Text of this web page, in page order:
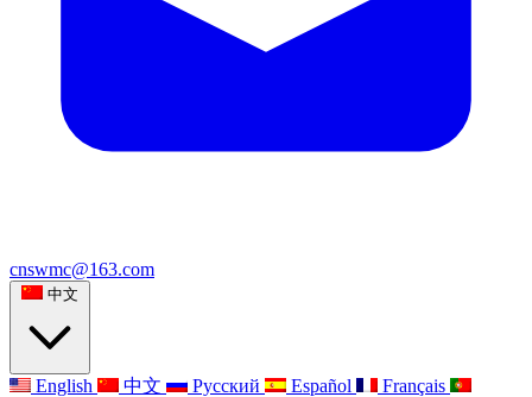
cnswmc@163.com
中文
English 中文 Русский Español
Français